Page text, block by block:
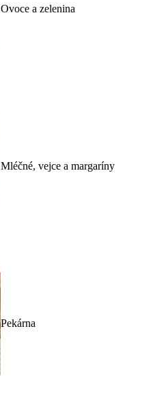
Ovoce a zelenina
Mléčné, vejce a margaríny
Pekárna